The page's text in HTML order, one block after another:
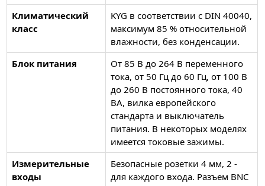
Климатический
класс
KYG в соответствии с DIN 40040,
максимум 85 % относительной
влажности, без конденсации.
Блок питания
От 85 В до 264 В переменного
тока, от 50 Гц до 60 Гц, от 100 В
до 260 В постоянного тока, 40
ВА, вилка европейского
стандарта и выключатель
питания. В некоторых моделях
имеется токовые зажимы.
Измерительные
входы
Безопасные розетки 4 мм, 2 -
для каждого входа. Разъем BNC